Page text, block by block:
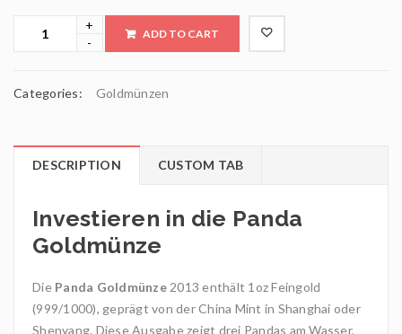
ADD TO CART
Categories: Goldmünzen
DESCRIPTION CUSTOM TAB
Investieren in die Panda
Goldmünze
Die Panda Goldmünze2013 enthält 1oz Feingold
(999/1000), geprägt von der China Mint in Shanghai oder
Shenyang. Diese Ausgabe zeigt drei Pandas am Wasser,